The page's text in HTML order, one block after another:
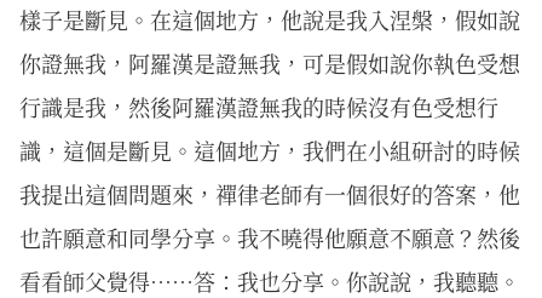
樣子是斷見。在這個地方，他說是我入涅槃，假如說
你證無我，阿羅漢是證無我，可是假如說你執色受想
行識是我，然後阿羅漢證無我的時候沒有色受想行
識，這個是斷見。這個地方，我們在小組研討的時候
我提出這個問題來，禪律老師有一個很好的答案，他
也許願意和同學分享。我不曉得他願意不願意？然後
看看師父覺得……答：我也分享。你說說，我聽聽。